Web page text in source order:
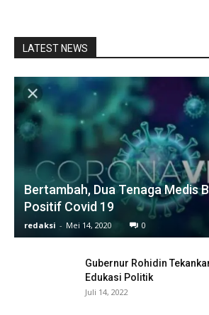
LATEST NEWS
Bertambah, Dua Tenaga Medis
Positif Covid 19
redaksi - Mei 14, 2020 0
Gubernur Rohidin
Edukasi Politik
Juli 14, 2022